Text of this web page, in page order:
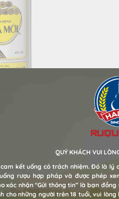
tiêu dùng yêu thích. Rượu
năm 70 trong thói quen
vị nồng đượm đặc trưng
QUÝ KHÁCH VUI
cam kết uống có trách nhiệm. Đó là
rượu hợp pháp và được phép
xác nhận "Gửi thông tin” là bạn
cho những người trên 18 tuổi, vui